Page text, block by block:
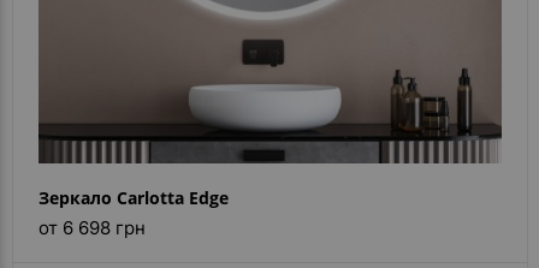
Зеркало Carlotta Edge
от 6 698 грн